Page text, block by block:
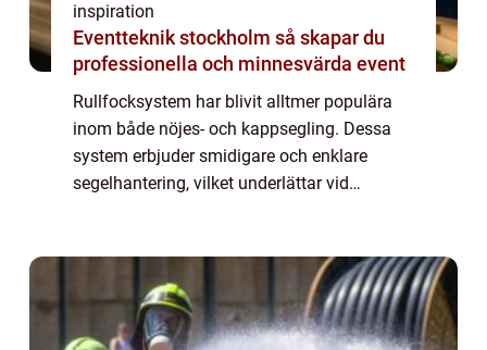
inspiration
Eventteknik stockholm så skapar du
professionella och minnesvärda event
Rullfocksystem har blivit alltmer populära
inom både nöjes- och kappsegling. Dessa
system erbjuder smidigare och enklare
segelhantering, vilket underlättar vid